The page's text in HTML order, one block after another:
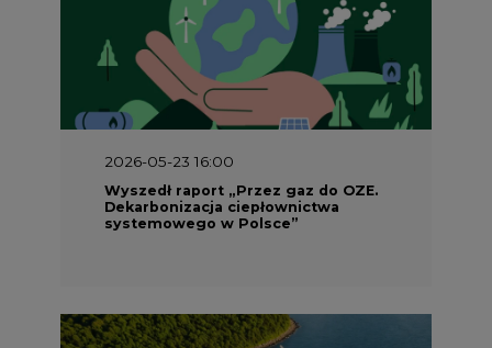
2026-05-23 16:00
Wyszedł raport „Przez gaz do OZE.
Dekarbonizacja ciepłownictwa
systemowego w Polsce”